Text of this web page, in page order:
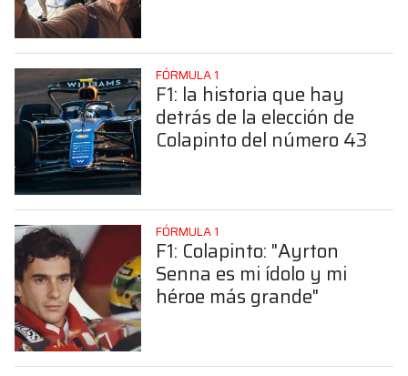
FÓRMULA 1
F1: la historia que hay
detrás de la elección de
Colapinto del número 43
FÓRMULA 1
F1: Colapinto: "Ayrton
Senna es mi ídolo y mi
héroe más grande"